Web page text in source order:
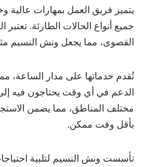
يتميز فريق العمل بمهارات عالية
جميع أنواع الحالات الطارئة. تعتبر
القصوى، مما يجعل ونش النسيم
تُقدم خدماتها على مدار الساعة،
الدعم في أي وقت يحتاجون فيه
مختلف المناطق، مما يضمن
بأقل وقت ممكن.
تأسست ونش النسيم لتلبية